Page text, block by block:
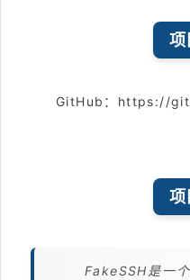
项
GitHub：https://
项
FakeSSH是一